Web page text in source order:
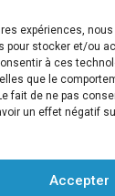
expériences,
pour stocker et/ou
à ces
que le
fait de ne pas
un effet négatif
Accepter
URBAN
URBAN
STREET ART
Retour sur 15 ans
VILLES &TOILES-